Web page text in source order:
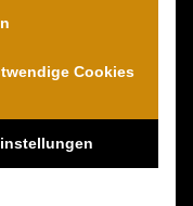
Cookies